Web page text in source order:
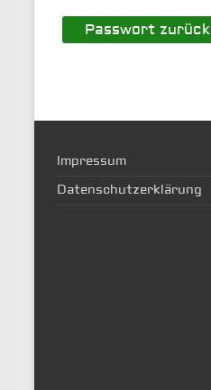
Impressum
Datenschutzerklärung